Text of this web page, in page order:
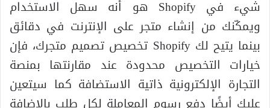
شيء في Shopify هو أنه سهل الاستخدام
ويمكّنك من إنشاء متجر على الإنترنت في دقائق
بينما يتيح لك Shopify تخصيص تصميم متجرك، فإن
خيارات التخصيص محدودة عند مقارنتها بمنصة
التجارة الإلكترونية ذاتية الاستضافة كما سيتعين
عليك أيضًا دفع رسوم المعاملة لكل طلب بالإضافة